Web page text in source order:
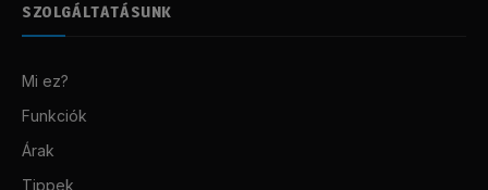
SZOLGÁLTATÁSUNK
Mi ez?
Funkciók
Árak
Tippek